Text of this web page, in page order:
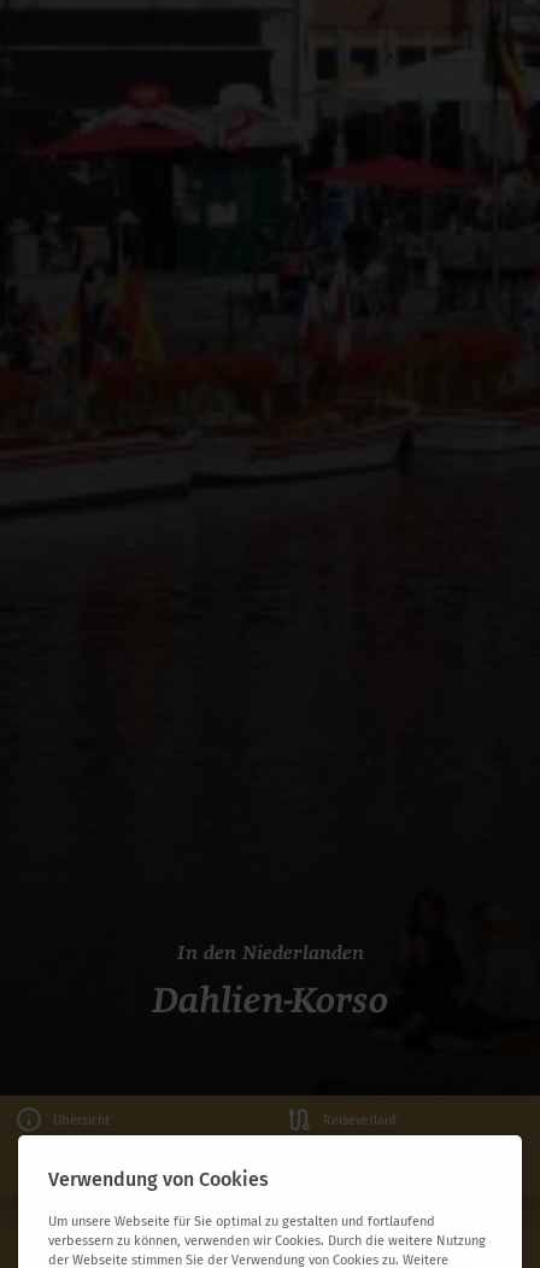
In den Niederlanden
Dahlien-Korso
Übersicht Reiseverlauf
Termine & Preise
Dahlien-Korso in den Niederlanden
Ab 675,- € JETZT BUCHEN
Verwendung von Cookies
Um unsere Webseite für Sie optimal zu gestalten und fortlaufend
verbessern zu können, verwenden wir Cookies. Durch die weitere Nutzung
der Webseite stimmen Sie der Verwendung von Cookies zu. Weitere